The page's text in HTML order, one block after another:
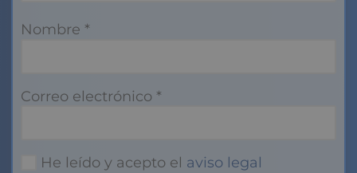
Nombre *
Correo electrónico *
He leído y acepto el aviso legal